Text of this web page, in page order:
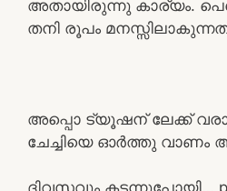
അതായിരുന്നു കാര്യം.
തനി രൂപം
അപ്പൊ ട്യൂഷന് ലേക്ക്
ചേച്ചിയെ ഓർത്തു വാണം
ദിവസവും കടന്നുപോയി…